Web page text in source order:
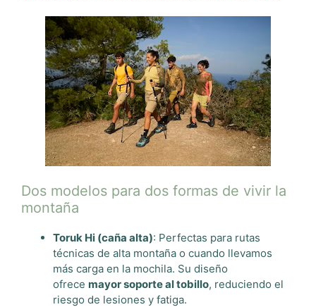
Dos modelos para dos formas de vivir la
montaña
Toruk Hi (caña alta): Perfectas para rutas
técnicas de alta montaña o cuando llevamos
más carga en la mochila. Su diseño
ofrece mayor soporte al tobillo, reduciendo el
riesgo de lesiones y fatiga.